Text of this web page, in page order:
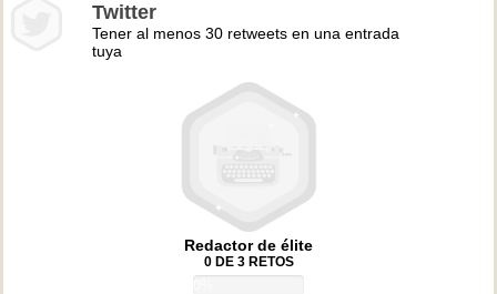
Twitter
Tener al menos 30 retweets en una entrada
tuya
Redactor de élite
0 DE 3 RETOS